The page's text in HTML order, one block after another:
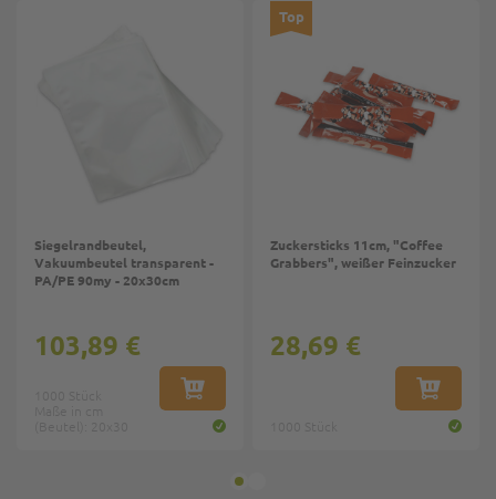
Siegelrandbeutel,
Vakuumbeutel transparent -
PA/PE 90my - 20x30cm
IN DEN WARENKORB
103,89 €
Top
Zuckersticks 11cm, "Coffee
Grabbers", weißer Feinzucker
IN DEN
28,69 €